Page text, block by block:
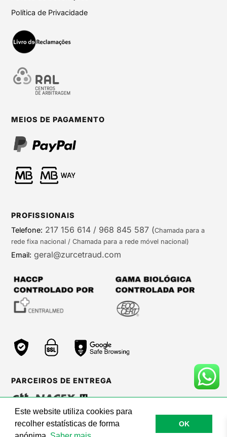
Política de Privacidade
MEIOS DE PAGAMENTO
PROFISSIONAIS
Telefone: 217 156 614 / 968 845 587 (Chamada para a
rede fixa nacional / Chamada para a rede móvel nacional)
Email: geral@zurcetraud.com
PARCEIROS DE ENTREGA
©Zurc Etraud |Web Care by BinaryBrigade
Este website utiliza cookies para
recolher estatísticas de forma
OK